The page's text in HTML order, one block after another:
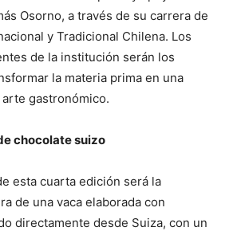
Osorno, a través de su carrera de
y Tradicional Chilena. Los
de la institución serán los
la materia prima en una
gastronómico.
chocolate suizo
esta cuarta edición será la
de una vaca elaborada con
directamente desde Suiza, con un